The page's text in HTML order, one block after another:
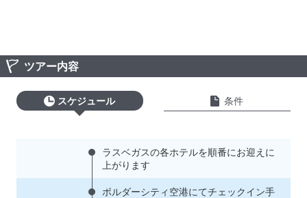
ツアー内容
スケジュール 条件
ラスベガスの各ホテルを順番にお迎えに
上がります
ボルダーシティ空港にてチェックイン手